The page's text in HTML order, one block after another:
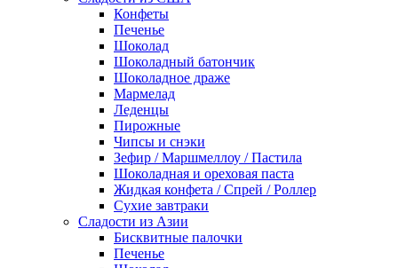
Конфеты
Печенье
Шоколад
Шоколадный батончик
Шоколадное драже
Мармелад
Леденцы
Пирожные
Чипсы и снэки
Зефир / Маршмеллоу / Пастила
Шоколадная и ореховая паста
Жидкая конфета / Спрей / Роллер
Сухие завтраки
Сладости из Азии
Бисквитные палочки
Печенье